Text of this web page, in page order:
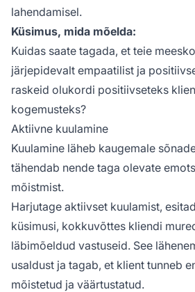
lahendamisel.
Küsimus, mida mõelda:
Kuidas saate tagada, et teie
järjepidevalt empaatilist ja
raskeid olukordi positiivseteks
kogemusteks?
Aktiivne kuulamine
Kuulamine läheb kaugemale
tähendab nende taga olevate
mõistmist.
Harjutage aktiivset kuulamist,
küsimusi, kokkuvõttes kliendi
läbimõeldud vastuseid. See
usaldust ja tagab, et klient tunneb
mõistetud ja väärtustatud.